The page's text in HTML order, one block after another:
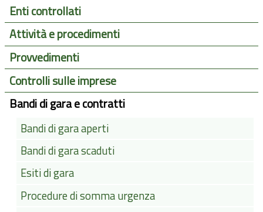
Enti controllati
Attività e procedimenti
Provvedimenti
Controlli sulle imprese
Bandi di gara e contratti
Bandi di gara aperti
Bandi di gara scaduti
Esiti di gara
Procedure di somma urgenza